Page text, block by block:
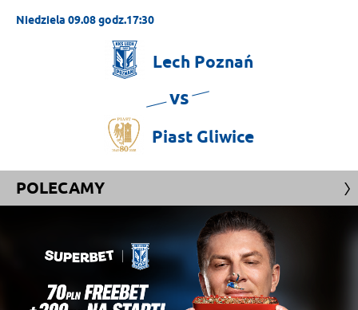
Niedziela 09.08 godz.17:30
Lech Poznań
vs
Piast Gliwice
POLECAMY